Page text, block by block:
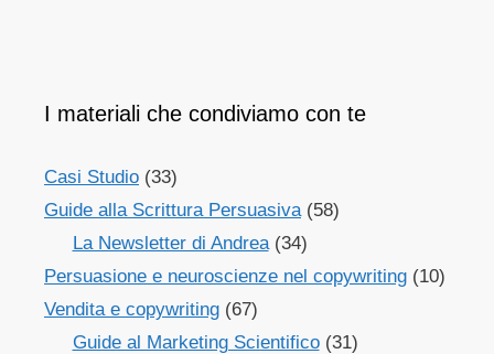
I materiali che condiviamo con te
Casi Studio (33)
Guide alla Scrittura Persuasiva (58)
La Newsletter di Andrea(34)
Persuasione e neuroscienze nel copywriting (10)
Vendita e copywriting (67)
Guide al Marketing Scientifico(31)